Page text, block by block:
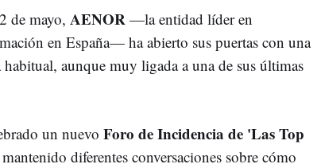
de mayo, AENOR —la entidad líder en
en España— ha abierto sus puertas con una
aunque muy ligada a una de sus últimas
un nuevo Foro de Incidencia de 'Las Top
diferentes conversaciones sobre cómo